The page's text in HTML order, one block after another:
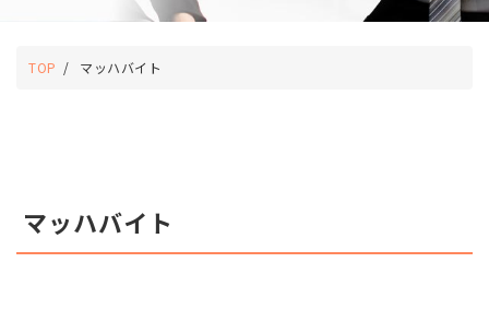
TOP マッハバイト
マッハバイト